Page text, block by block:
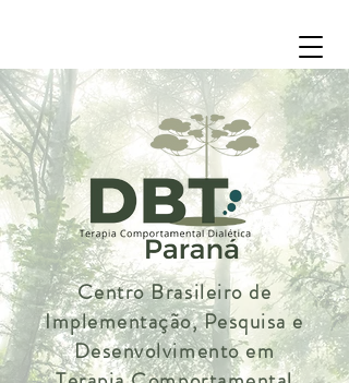
Centro Brasileiro de
Implementação, Pesquisa e
Desenvolvimento em